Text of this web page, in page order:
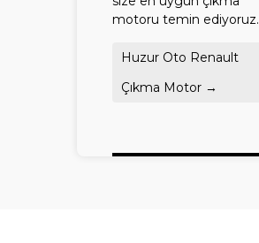
motoru temin ediyoruz.
Huzur Oto Renault
Çıkma Motor →